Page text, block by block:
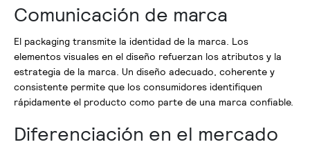
Comunicación de marca
El packaging transmite la identidad de la marca. Los
elementos visuales en el diseño refuerzan los atributos y la
estrategia de la marca. Un diseño adecuado, coherente y
consistente permite que los consumidores identifiquen
rápidamente el producto como parte de una marca confiable.
Diferenciación en el mercado